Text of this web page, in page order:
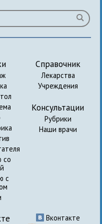
со
с
Справочник
Лекарства
Учреждения
Консультации
Рубрики
Наши врачи
Вконтакте